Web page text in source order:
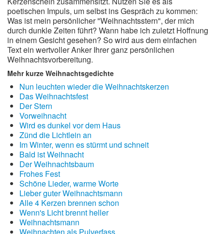
poetischen Impuls, um selbst ins Gespräch zu kommen:
Was ist mein persönlicher "Weihnachtsstern", der mich
durch dunkle Zeiten führt? Wann habe ich zuletzt Hoffnung
in einem Gesicht gesehen? So wird aus dem einfachen
Text ein wertvoller Anker Ihrer ganz persönlichen
Weihnachtsvorbereitung.
Mehr kurze Weihnachtsgedichte
Nun leuchten wieder die Weihnachtskerzen
Das Weihnachtsfest
Der Stern
Vorweihnacht
Wird es dunkel vor dem Haus
Zünd die Lichtlein an
Im Winter, wenn es stürmt und schneit
Bald ist Weihnacht
Der Weihnachtsbaum
Frohes Fest
Schöne Lieder, warme Worte
Lieber guter Weihnachtsmann
Alle 4 Kerzen brennen schon
Wenn's Licht brennt heller
Weihnachtsmann